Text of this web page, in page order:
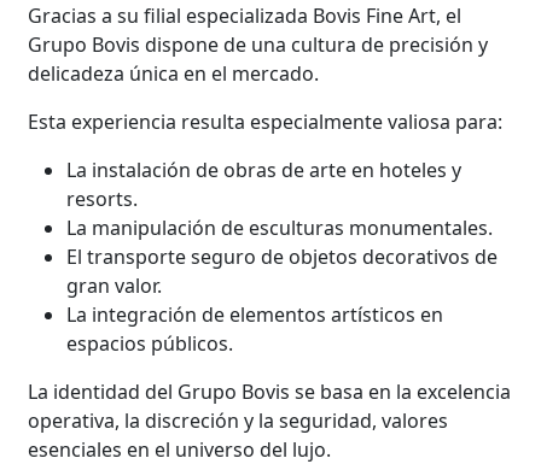
Gracias a su filial especializada Bovis Fine Art, el
Grupo Bovis dispone de una cultura de precisión y
delicadeza única en el mercado.
Esta experiencia resulta especialmente valiosa para:
La instalación de obras de arte en hoteles y
resorts.
La manipulación de esculturas monumentales.
El transporte seguro de objetos decorativos de
gran valor.
La integración de elementos artísticos en
espacios públicos.
La identidad del Grupo Bovis se basa en la excelencia
operativa, la discreción y la seguridad, valores
esenciales en el universo del lujo.